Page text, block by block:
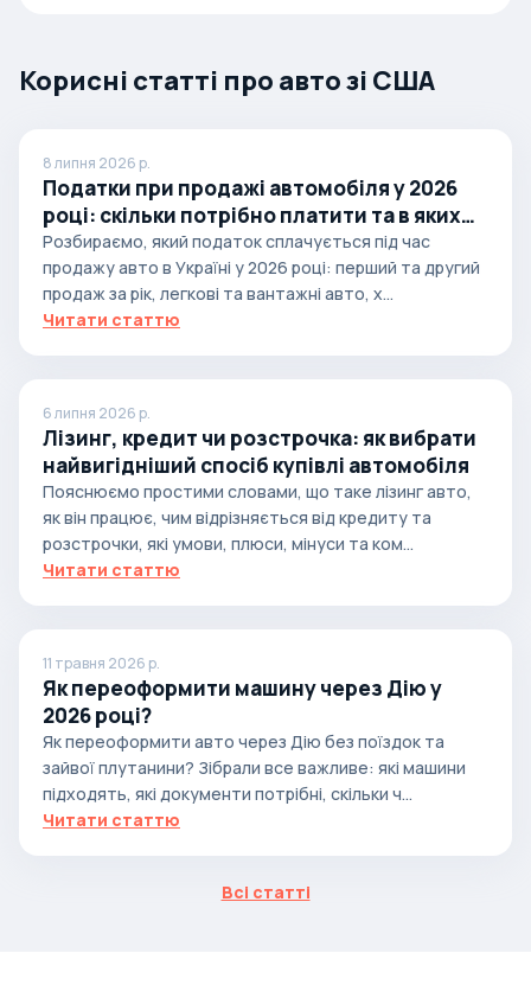
Корисні статті про авто зі США
8 липня 2026 р.
Податки при продажі автомобіля у 2026
році: скільки потрібно платити та в яких
випадках
Розбираємо, який податок сплачується під час
продажу авто в Україні у 2026 році: перший та другий
продаж за рік, легкові та вантажні авто, х...
Читати статтю
6 липня 2026 р.
Лізинг, кредит чи розстрочка: як вибрати
найвигідніший спосіб купівлі автомобіля
Пояснюємо простими словами, що таке лізинг авто,
як він працює, чим відрізняється від кредиту та
розстрочки, які умови, плюси, мінуси та ком...
Читати статтю
11 травня 2026 р.
Як переоформити машину через Дію у
2026 році?
Як переоформити авто через Дію без поїздок та
зайвої плутанини? Зібрали все важливе: які машини
підходять, які документи потрібні, скільки ч...
Читати статтю
Всі статті